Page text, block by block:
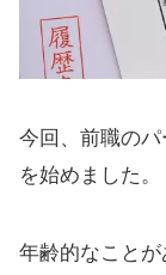
今回、前職の
を始めました。
年齢的なこと